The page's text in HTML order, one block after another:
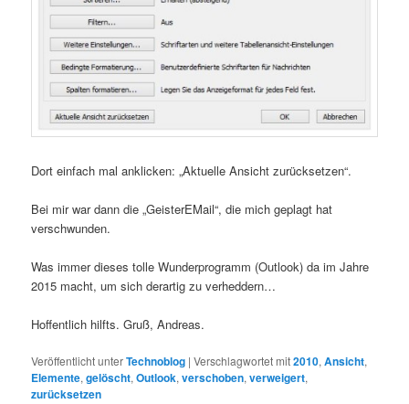
Dort einfach mal anklicken: „Aktuelle Ansicht zurücksetzen“.
Bei mir war dann die „GeisterEMail“, die mich geplagt hat
verschwunden.
Was immer dieses tolle Wunderprogramm (Outlook) da im Jahre
2015 macht, um sich derartig zu verheddern…
Hoffentlich hilfts. Gruß, Andreas.
Veröffentlicht unterTechnoblog |Verschlagwortet mit2010,Ansicht,
Elemente,gelöscht,Outlook,verschoben,verweigert,
zurücksetzen